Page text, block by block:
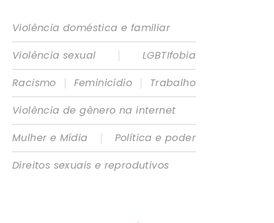
Violência doméstica e familiar
Violência sexual
|
LGBTIfobia
Racismo
| Feminicídio |
Trabalho
Violência de gênero na internet
Mulher e Mídia
|
Política e poder
Direitos sexuais e reprodutivos